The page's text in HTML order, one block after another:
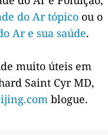
do Ar tópico ou o
Ar e sua saúde.
muito úteis em
Saint Cyr MD,
blogue.